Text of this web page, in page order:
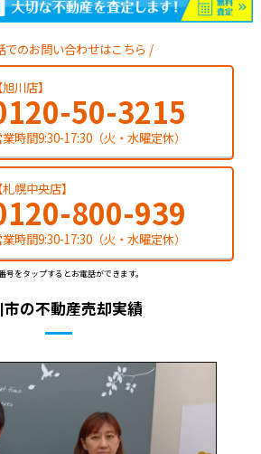
でのお問い合わせはこちら
【旭川店】
50-3215
時間9:30-17:30（火・水曜定休）
【札幌中央店】
800-939
時間9:30-17:30（火・水曜定休）
号をタップするとお電話ができます。
市の不動産売却実績